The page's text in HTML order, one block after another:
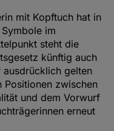
mit Kopftuch hat in
im
steht die
künftig auch
gelten
Positionen zwischen
und dem Vorwurf
erneut